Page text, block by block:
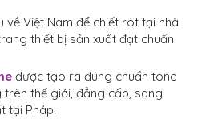
về Việt Nam để chiết rót tại nhà
thiết bị sản xuất đạt chuẩn
được tạo ra đúng chuẩn tone
trên thế giới, đẳng cấp, sang
tại Pháp.